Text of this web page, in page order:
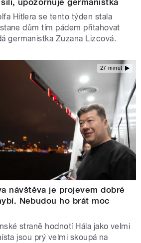
Hitlera se tento týden stala
dům tím pádem přitahovat
germanistka Zuzana Lizcová.
27 minut
návštěva je projevem dobré
Nebudou ho brát moc
straně hodnotí Hála jako velmi
jsou prý velmi skoupá na